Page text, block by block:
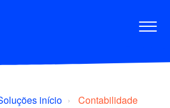
início Contabilidade